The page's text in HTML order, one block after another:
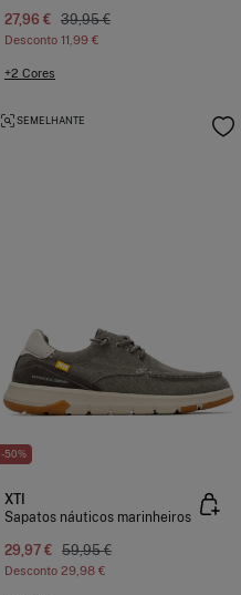
27,96 € 39,95 €
Desconto 11,99 €
+2 Cores
-50%
SEMELHANTE
XTI
Sapatos náuticos marinheiros
29,97 € 59,95 €
Desconto 29,98 €